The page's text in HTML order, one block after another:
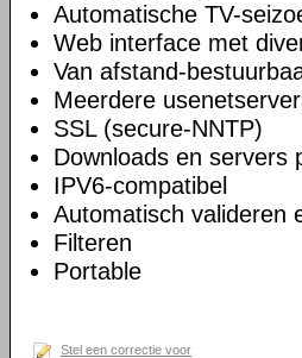
Automatische TV-
Web interface met
Van afstand-
Meerdere
SSL (secure-NNTP)
Downloads en servers
IPV6-compatibel
Automatisch valideren
Filteren
Portable
Stel een correctie voor